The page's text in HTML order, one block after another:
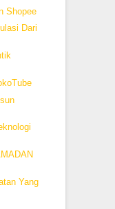
Shopee
Dari
Yang